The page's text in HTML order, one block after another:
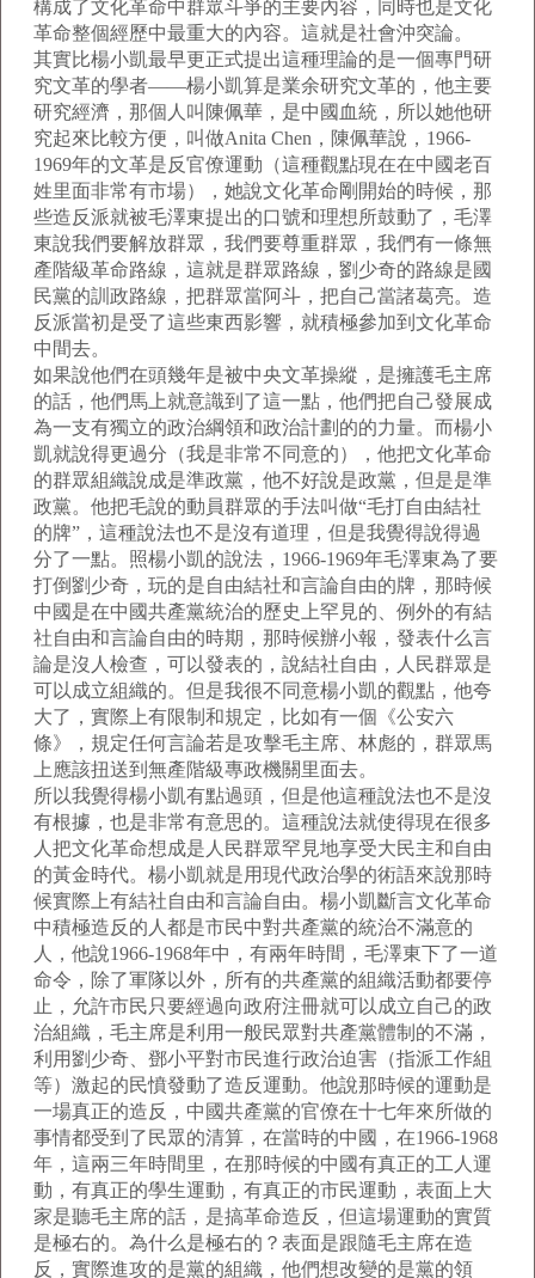
構成了文化革命中群眾斗爭的主要內容，同時也是文化
革命整個經歷中最重大的內容。這就是社會沖突論。
其實比楊小凱最早更正式提出這種理論的是一個專門研
究文革的學者——楊小凱算是業余研究文革的，他主要
研究經濟，那個人叫陳佩華，是中國血統，所以她他研
究起來比較方便，叫做Anita Chen，陳佩華說，1966-
1969年的文革是反官僚運動（這種觀點現在在中國老百
姓里面非常有市場），她說文化革命剛開始的時候，那
些造反派就被毛澤東提出的口號和理想所鼓動了，毛澤
東說我們要解放群眾，我們要尊重群眾，我們有一條無
產階級革命路線，這就是群眾路線，劉少奇的路線是國
民黨的訓政路線，把群眾當阿斗，把自己當諸葛亮。造
反派當初是受了這些東西影響，就積極參加到文化革命
中間去。
如果說他們在頭幾年是被中央文革操縱，是擁護毛主席
的話，他們馬上就意識到了這一點，他們把自己發展成
為一支有獨立的政治綱領和政治計劃的的力量。而楊小
凱就說得更過分（我是非常不同意的），他把文化革命
的群眾組織說成是準政黨，他不好說是政黨，但是是準
政黨。他把毛說的動員群眾的手法叫做“毛打自由結社
的牌”，這種說法也不是沒有道理，但是我覺得說得過
分了一點。照楊小凱的說法，1966-1969年毛澤東為了要
打倒劉少奇，玩的是自由結社和言論自由的牌，那時候
中國是在中國共產黨統治的歷史上罕見的、例外的有結
社自由和言論自由的時期，那時候辦小報，發表什么言
論是沒人檢查，可以發表的，說結社自由，人民群眾是
可以成立組織的。但是我很不同意楊小凱的觀點，他夸
大了，實際上有限制和規定，比如有一個《公安六
條》，規定任何言論若是攻擊毛主席、林彪的，群眾馬
上應該扭送到無產階級專政機關里面去。
所以我覺得楊小凱有點過頭，但是他這種說法也不是沒
有根據，也是非常有意思的。這種說法就使得現在很多
人把文化革命想成是人民群眾罕見地享受大民主和自由
的黃金時代。楊小凱就是用現代政治學的術語來說那時
候實際上有結社自由和言論自由。楊小凱斷言文化革命
中積極造反的人都是市民中對共產黨的統治不滿意的
人，他說1966-1968年中，有兩年時間，毛澤東下了一道
命令，除了軍隊以外，所有的共產黨的組織活動都要停
止，允許市民只要經過向政府注冊就可以成立自己的政
治組織，毛主席是利用一般民眾對共產黨體制的不滿，
利用劉少奇、鄧小平對市民進行政治迫害（指派工作組
等）激起的民憤發動了造反運動。他說那時候的運動是
一場真正的造反，中國共產黨的官僚在十七年來所做的
事情都受到了民眾的清算，在當時的中國，在1966-1968
年，這兩三年時間里，在那時候的中國有真正的工人運
動，有真正的學生運動，有真正的市民運動，表面上大
家是聽毛主席的話，是搞革命造反，但這場運動的實質
是極右的。為什么是極右的？表面是跟隨毛主席在造
反，實際進攻的是黨的組織，他們想改變的是黨的領